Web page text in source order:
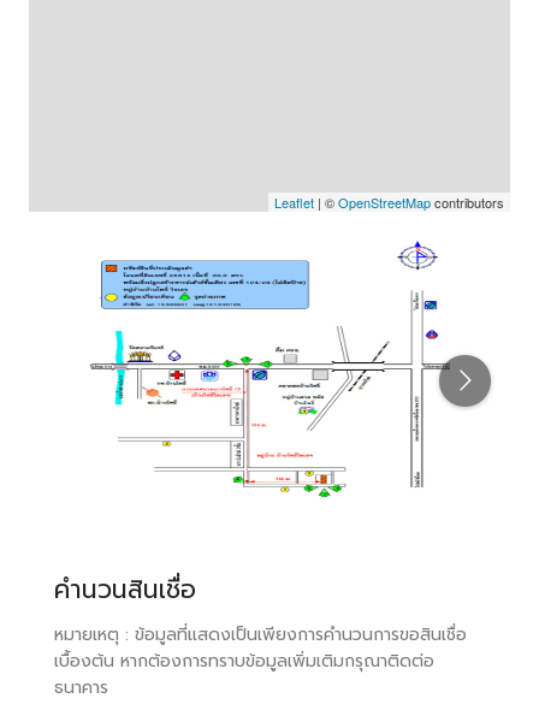
Leaflet | ©OpenStreetMapcontributors
คำนวนสินเชื่อ
หมายเหตุ : ข้อมูลที่แสดงเป็นเพียงการคำนวนการขอสินเชื่อ
เบื้องต้น หากต้องการทราบข้อมูลเพิ่มเติมกรุณาติดต่อ
ธนาคาร